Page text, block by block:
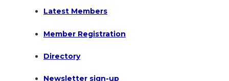
Latest Members
Member Registration
Directory
Newsletter sign-up